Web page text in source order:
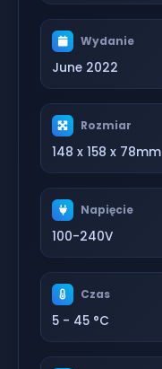
Wydanie
June 2022
Rozmiar
148 x 158 x 78mm
Napięcie
100-240V
Czas
5 - 45 °C